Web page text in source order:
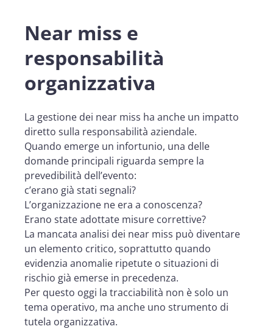
Near miss e
responsabilità
organizzativa
La gestione dei near miss ha anche un impatto
diretto sulla responsabilità aziendale.
Quando emerge un infortunio, una delle
domande principali riguarda sempre la
prevedibilità dell’evento:
c’erano già stati segnali?
L’organizzazione ne era a conoscenza?
Erano state adottate misure correttive?
La mancata analisi dei near miss può diventare
un elemento critico, soprattutto quando
evidenzia anomalie ripetute o situazioni di
rischio già emerse in precedenza.
Per questo oggi la tracciabilità non è solo un
tema operativo, ma anche uno strumento di
tutela organizzativa.